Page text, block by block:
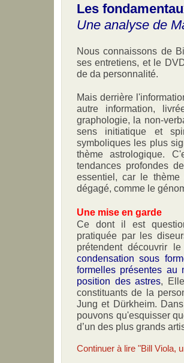
Les
Une analyse de
Nous connaissons de
ses entretiens, et le
de da personnalité.
Mais derrière
autre information,
graphologie, la non-
sens initiatique et
symboliques les plus
thème astrologique.
tendances profondes
essentiel, car le
dégagé, comme le
Une mise en garde
Ce dont il est
pratiquée par les
prétendent découvrir
condensation sous
formelles présentes
position des astres,
constituants de la
Jung et Dürkheim.
pouvons qu'esquisser
d’un des plus grands
Continuer à lire "Bill Viola,